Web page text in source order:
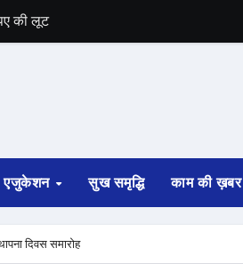
की लूट
की सुरक्षा मिली
एजुकेशन सुख समृद्धि काम की ख़बर
दिवस समारोह